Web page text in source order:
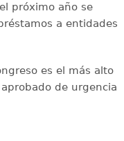
próximo año se
a entidades
es el más alto
de urgencia